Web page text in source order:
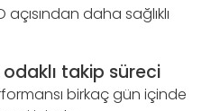
daha sağlıklı
takip süreci
birkaç gün içinde